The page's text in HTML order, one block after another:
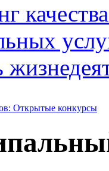
Открытые конкурсы